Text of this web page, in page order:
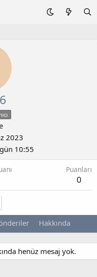
2023
10:55
Puanları
0
Hakkında
henüz mesaj yok.